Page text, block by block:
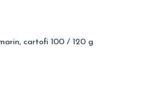
cartofi 100 / 120 g